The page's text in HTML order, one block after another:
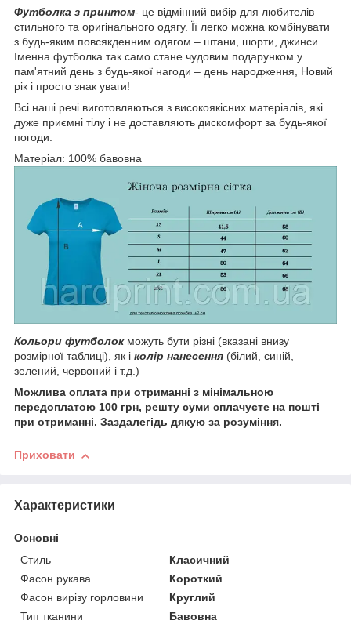
Футболка з принтом- це відмінний вибір для любителів
стильного та оригінального одягу. Її легко можна комбінувати
з будь-яким повсякденним одягом – штани, шорти, джинси.
Іменна футболка так само стане чудовим подарунком у
пам'ятний день з будь-якої нагоди – день народження, Новий
рік і просто знак уваги!
Всі наші речі виготовляються з високоякісних матеріалів, які
дуже приємні тілу і не доставляють дискомфорт за будь-якої
погоди.
Матеріал: 100% бавовна
Кольори футболокможуть бути різні (вказані внизу
розмірної таблиці), як і колір нанесення (білий, синій,
зелений, червоний і т.д.)
Можлива оплата при отриманні з мінімальною
передоплатою 100 грн, решту суми сплачуєте на пошті
при отриманні. Заздалегідь дякую за розуміння.
Приховати
Характеристики
Основні
Стиль
Класичний
Фасон рукава
Короткий
Фасон вирізу горловини
Круглий
Тип тканини
Бавовна